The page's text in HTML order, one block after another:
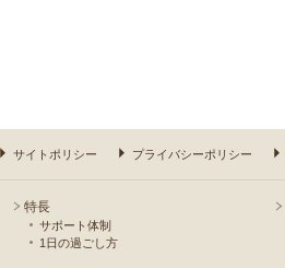
サイトポリシー プライバシーポリシー
特長
サポート体制
1日の過ごし方